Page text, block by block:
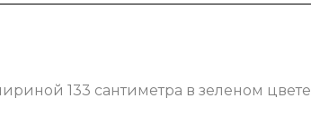
133 сантиметра в зеленом цвете